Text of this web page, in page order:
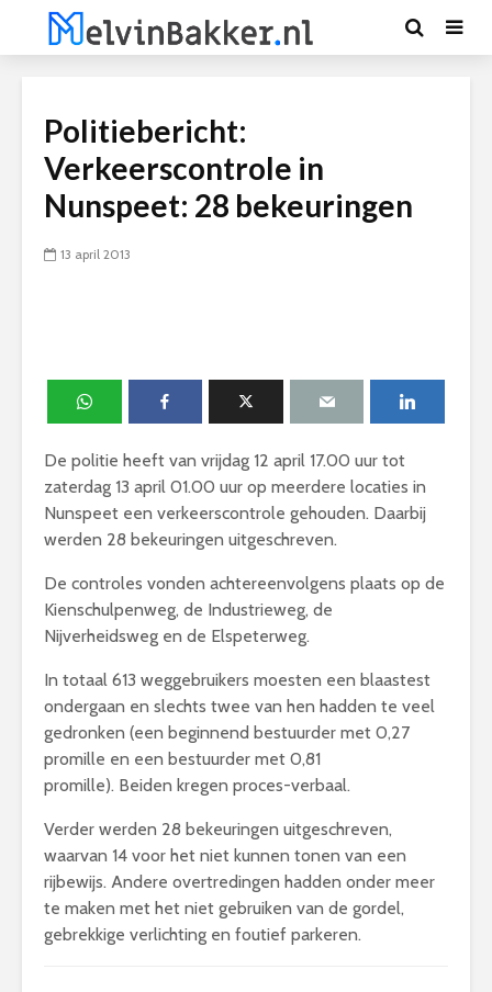
Politiebericht:
Verkeerscontrole in
Nunspeet: 28 bekeuringen
13 april 2013
De politie heeft van vrijdag 12 april 17.00 uur tot
zaterdag 13 april 01.00 uur op meerdere locaties in
Nunspeet een verkeerscontrole gehouden. Daarbij
werden 28 bekeuringen uitgeschreven.
De controles vonden achtereenvolgens plaats op de
Kienschulpenweg, de Industrieweg, de
Nijverheidsweg en de Elspeterweg.
In totaal 613 weggebruikers moesten een blaastest
ondergaan en slechts twee van hen hadden te veel
gedronken (een beginnend bestuurder met 0,27
promille en een bestuurder met 0,81
promille). Beiden kregen proces-verbaal.
Verder werden 28 bekeuringen uitgeschreven,
waarvan 14 voor het niet kunnen tonen van een
rijbewijs. Andere overtredingen hadden onder meer
te maken met het niet gebruiken van de gordel,
gebrekkige verlichting en foutief parkeren.